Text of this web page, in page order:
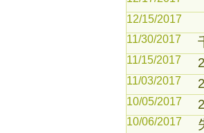
12/15/2017
11/30/2017
11/15/2017
11/03/2017
10/05/2017
10/06/2017